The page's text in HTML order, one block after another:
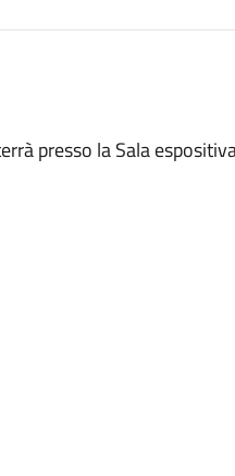
presso la Sala